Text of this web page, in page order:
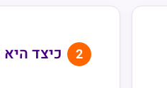
2 כיצד